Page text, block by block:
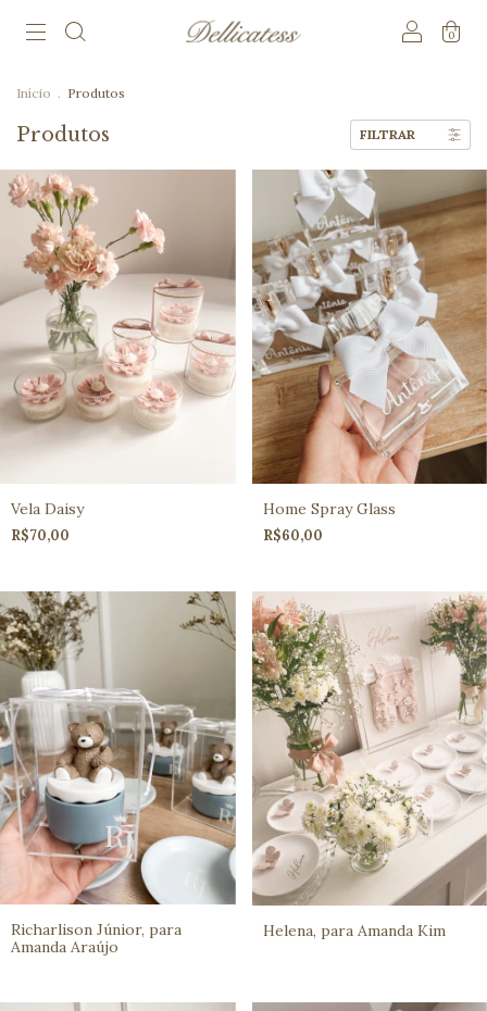
0
Início . Produtos
Produtos FILTRAR
Vela Daisy
R$70,00
Home Spray Glass
R$60,00
Richarlison Júnior, para
Amanda Araújo
Helena, para Amanda Kim